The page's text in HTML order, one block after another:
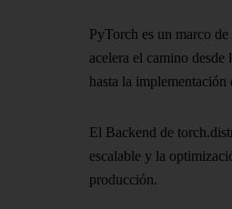
PyTorch es un marco
acelera el camino
hasta la implementación
El Backend de
escalable y la
producción.